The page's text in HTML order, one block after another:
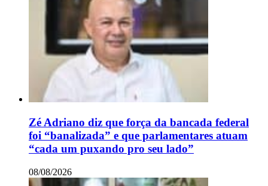
Zé Adriano diz que força da bancada federal
foi “banalizada” e que parlamentares atuam
“cada um puxando pro seu lado”
08/08/2026